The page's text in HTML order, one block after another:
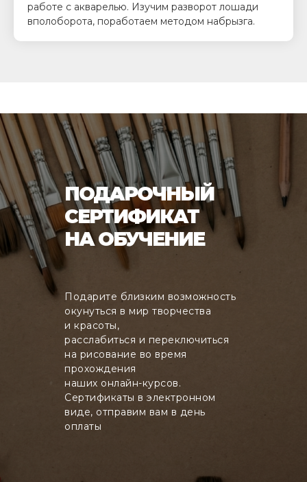
работе с акварелью. Изучим разворот лошади
вполоборота, поработаем методом набрызга.
Подарите близким возможность
окунуться в мир творчества
и красоты,
расслабиться и переключиться
на рисование во время
прохождения
наших онлайн-курсов.
Сертификаты в электронном
виде, отправим вам в день
оплаты
ПОДАРОЧНЫЙ
СЕРТИФИКАТ
НА ОБУЧЕНИЕ